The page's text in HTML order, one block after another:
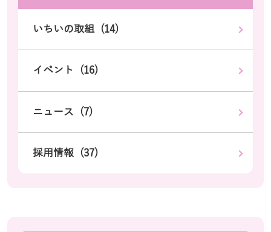
いちいの取組 (14)
イベント (16)
ニュース (7)
採用情報 (37)